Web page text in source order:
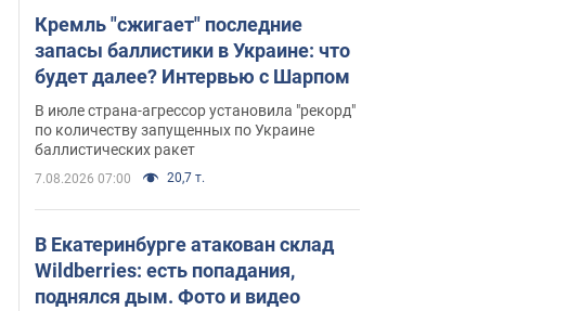
Кремль "сжигает" последние
запасы баллистики в Украине: что
будет далее? Интервью с Шарпом
В июле страна-агрессор установила "рекорд"
по количеству запущенных по Украине
баллистических ракет
7.08.2026 07:00 20,7 т.
В Екатеринбурге атакован склад
Wildberries: есть попадания,
поднялся дым. Фото и видео